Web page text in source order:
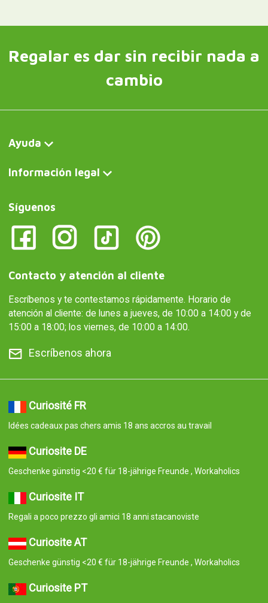
Regalar es dar sin recibir nada a
cambio
Ayuda
Información legal
Síguenos
Contacto y atención al cliente
Escríbenos y te contestamos rápidamente. Horario de
atención al cliente: de lunes a jueves, de 10:00 a 14:00 y de
15:00 a 18:00; los viernes, de 10:00 a 14:00.
Escríbenos ahora
Curiosité FR
Idées cadeaux pas chers amis 18 ans accros au travail
Curiosite DE
Geschenke günstig <20 € für 18-jährige Freunde , Workaholics
Curiosite IT
Regali a poco prezzo gli amici 18 anni stacanoviste
Curiosite AT
Geschenke günstig <20 € für 18-jährige Freunde , Workaholics
Curiosite PT